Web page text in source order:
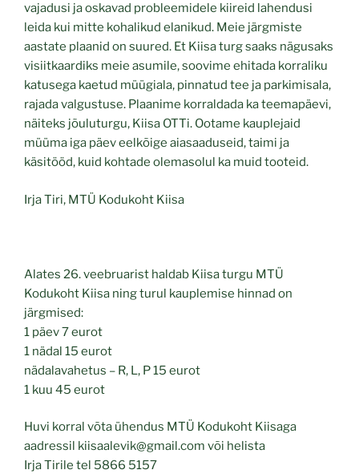
vajadusi ja oskavad probleemidele kiireid lahendusi
leida kui mitte kohalikud elanikud. Meie järgmiste
aastate plaanid on suured. Et Kiisa turg saaks nägusaks
visiitkaardiks meie asumile, soovime ehitada korraliku
katusega kaetud müügiala, pinnatud tee ja parkimisala,
rajada valgustuse. Plaanime korraldada ka teemapäevi,
näiteks jõulutur­gu, Kiisa OTTi. Ootame kauplejaid
müüma iga päev eel­kõige aiasaaduseid, taimi ja
käsitööd, kuid kohtade olemasolul ka muid tooteid.
Irja Tiri, MTÜ Kodukoht Kiisa
Alates 26. veebruarist haldab Kiisa turgu MTÜ
Kodukoht Kiisa ning turul kauplemise hinnad on
järgmised:
1 päev 7 eurot
1 nädal 15 eurot
nädalavahetus – R, L, P 15 eurot
1 kuu 45 eurot
Huvi korral võta ühendus MTÜ Kodukoht Kiisaga
aadressil kiisaalevik@gmail.com või helista
Irja Tirile tel 5866 5157